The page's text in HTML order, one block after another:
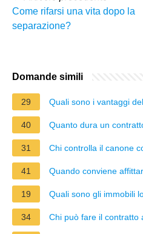
Come rifarsi una vita dopo la
separazione?
Domande simili
29 Quali sono i vantaggi
40 Quanto dura un
31 Chi controlla il canone
41 Quando conviene
19 Quali sono gli immobili
34 Chi può fare il contratto